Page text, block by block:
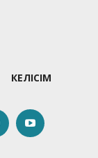
КЕЛІСІМ